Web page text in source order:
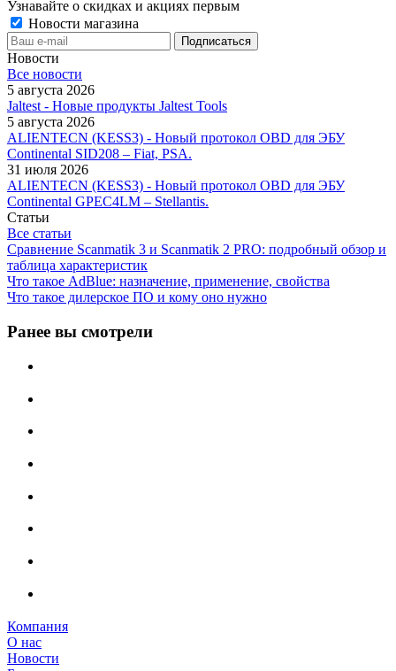
Узнавайте о скидках и акциях первым
Новости магазина
Новости
Все новости
5 августа 2026
Jaltest - Новые продукты Jaltest Tools
5 августа 2026
ALIENTECN (KESS3) - Новый протокол OBD для ЭБУ
Continental SID208 – Fiat, PSA.
31 июля 2026
ALIENTECN (KESS3) - Новый протокол OBD для ЭБУ
Continental GPEC4LM – Stellantis.
Статьи
Все статьи
Сравнение Scanmatik 3 и Scanmatik 2 PRO: подробный обзор и
таблица характеристик
Что такое AdBlue: назначение, применение, свойства
Что такое дилерское ПО и кому оно нужно
Ранее вы смотрели
Компания
О нас
Новости